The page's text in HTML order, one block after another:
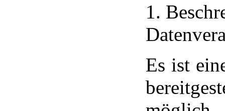
1.
Es ist